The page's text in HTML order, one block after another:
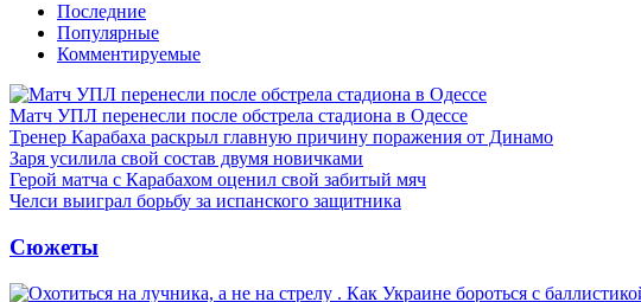
Последние
Популярные
Комментируемые
Матч УПЛ перенесли после обстрела стадиона в Одессе
Тренер Карабаха раскрыл главную причину поражения от Динамо
Заря усилила свой состав двумя новичками
Герой матча с Карабахом оценил свой забитый мяч
Челси выиграл борьбу за испанского защитника
Сюжеты